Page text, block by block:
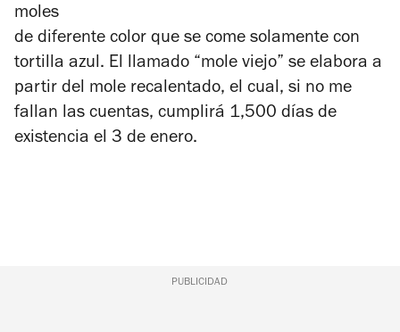
moles
de diferente color que se come solamente con
tortilla azul. El llamado “mole viejo” se elabora a
partir del mole recalentado, el cual, si no me
fallan las cuentas, cumplirá 1,500 días de
existencia el 3 de enero.
PUBLICIDAD